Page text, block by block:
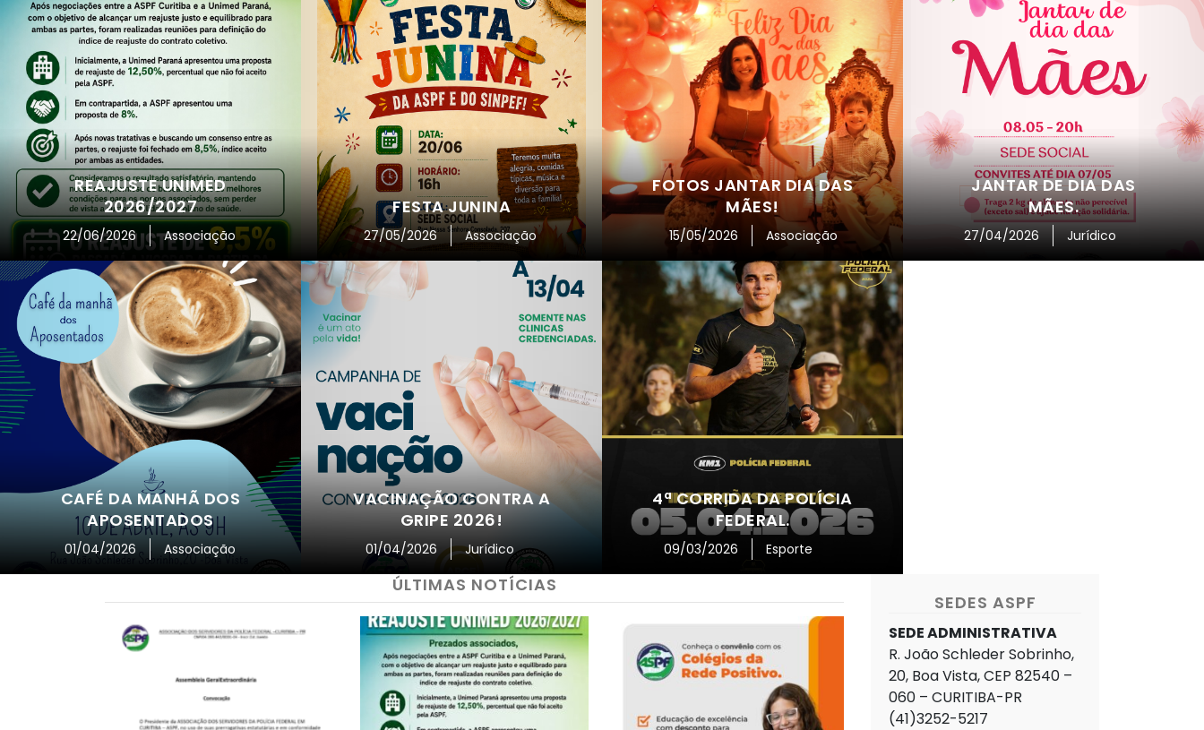
REAJUSTE UNIMED
2026/2027
22/06/2026 Associação
FESTA JUNINA
27/05/2026 Associação
FOTOS JANTAR DIA DAS
MÃES!
15/05/2026 Associação
JANTAR DE DIA DAS
MÃES.
27/04/2026 Jurídico
CAFÉ DA MANHÃ DOS
APOSENTADOS
01/04/2026 Associação
VACINAÇÃO CONTRA A
GRIPE 2026!
01/04/2026 Jurídico
4ª CORRIDA DA POLÍCIA
FEDERAL.
09/03/2026 Esporte
ÚLTIMAS NOTÍCIAS
SEDES ASPF
SEDE ADMINISTRATIVA
R. João Schleder Sobrinho,
20, Boa Vista, CEP 82540 –
060 – CURITIBA-PR
(41)3252-5217